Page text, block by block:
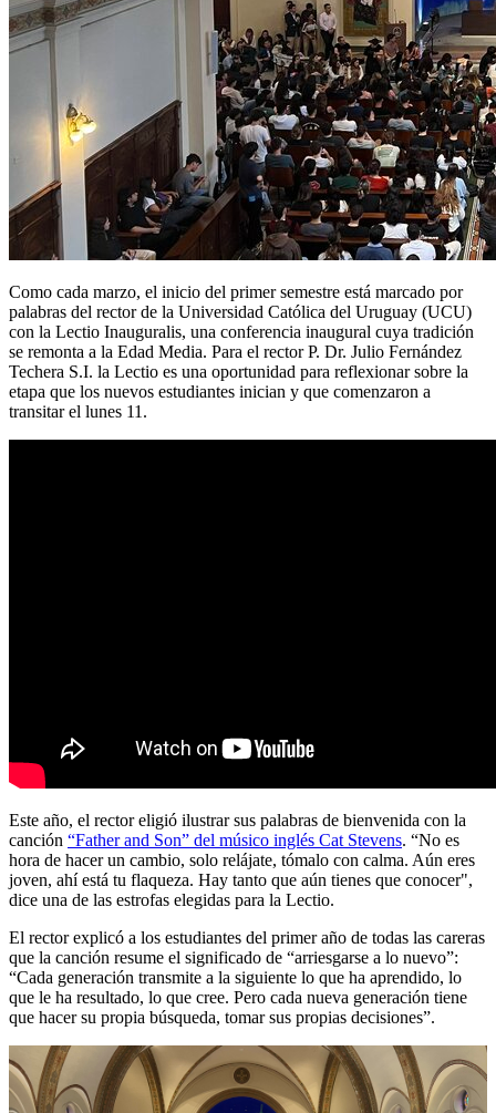
Como cada marzo, el inicio del primer semestre está marcado por
palabras del rector de la Universidad Católica del Uruguay (UCU)
con la Lectio Inauguralis, una conferencia inaugural cuya tradición
se remonta a la Edad Media. Para el rector P. Dr. Julio Fernández
Techera S.I. la Lectio es una oportunidad para reflexionar sobre la
etapa que los nuevos estudiantes inician y que comenzaron a
transitar el lunes 11.
Este año, el rector eligió ilustrar sus palabras de bienvenida con la
canción “Father and Son” del músico inglés Cat Stevens. “No es
hora de hacer un cambio, solo relájate, tómalo con calma. Aún eres
joven, ahí está tu flaqueza. Hay tanto que aún tienes que conocer",
dice una de las estrofas elegidas para la Lectio.
El rector explicó a los estudiantes del primer año de todas las careras
que la canción resume el significado de “arriesgarse a lo nuevo”:
“Cada generación transmite a la siguiente lo que ha aprendido, lo
que le ha resultado, lo que cree. Pero cada nueva generación tiene
que hacer su propia búsqueda, tomar sus propias decisiones”.